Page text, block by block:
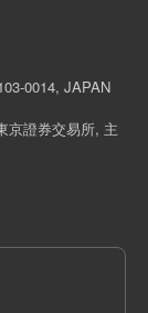
0014, JAPAN
京證券交易所, 主